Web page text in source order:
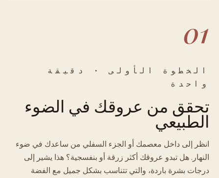
01
الخطوة الأولى · دقيقة
واحدة
تحقق من عروقك في الضوء
الطبيعي
انظر إلى داخل معصمك أو الجزء السفلي من ساعدك في ضوء
النهار. هل تبدو عروقك أكثر زرقة أو بنفسجية؟ هذا يشير إلى
درجات بشرة باردة، والتي تتناسب بشكل جميل مع الفضة